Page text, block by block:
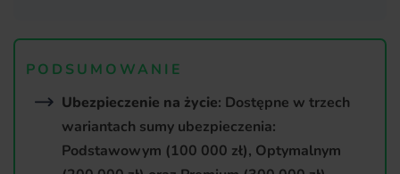
PODSUMOWANIE
Ubezpieczenie na życie: Dostępne w trzech
wariantach sumy ubezpieczenia:
Podstawowym (100 000 zł), Optymalnym